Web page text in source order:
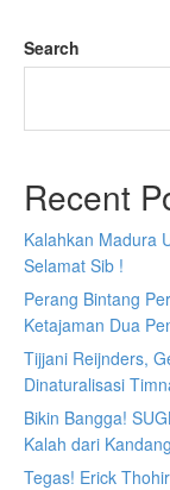
Search
Recent
Kalahkan Madura
Selamat Sib !
Perang Bintang
Ketajaman Dua
Tijjani Reijnders,
Dinaturalisasi
Bikin Bangga!
Kalah dari
Tegas! Erick